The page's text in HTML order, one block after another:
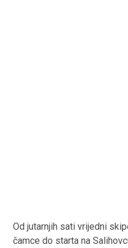
Od jutarnjih sati vrijedni
čamce do starta na